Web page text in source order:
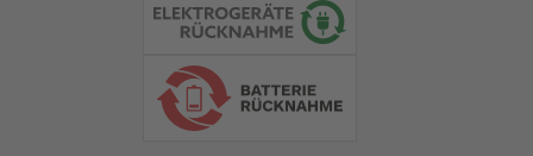
Elektrogeräte Rückname
Batterie Rückname